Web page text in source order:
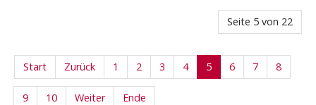
Seite 5 von 22
Start Zurück 1 2 3 4 5 6 7 8
9 10 Weiter Ende